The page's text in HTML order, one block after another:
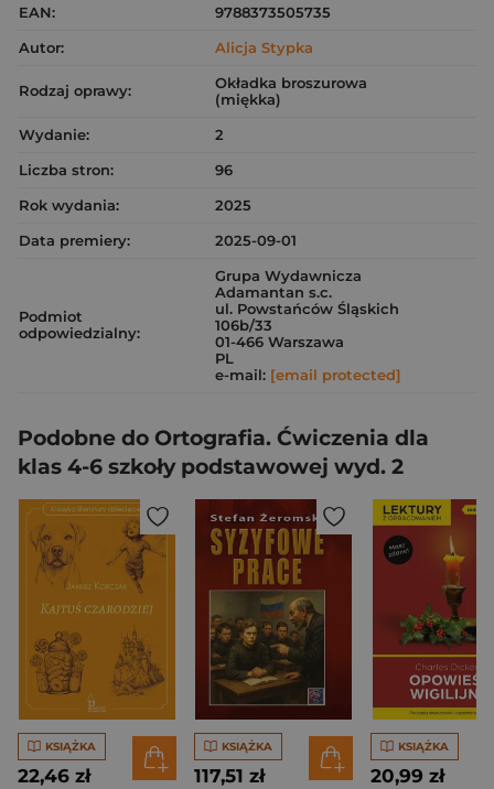
EAN:
9788373505735
Autor:
Alicja Stypka
Rodzaj oprawy:
Okładka broszurowa
(miękka)
Wydanie:
2
Liczba stron:
96
Rok wydania:
2025
Data premiery:
2025-09-01
Podmiot
odpowiedzialny:
Grupa Wydawnicza
Adamantan s.c.
ul. Powstańców Śląskich
106b/33
01-466 Warszawa
PL
e-mail: [email protected]
Podobne do Ortografia. Ćwiczenia dla
klas 4-6 szkoły podstawowej wyd. 2
KSIĄŻKA
22,46 zł
KSIĄŻKA
117,51 zł
KSIĄŻKA
20,99 zł